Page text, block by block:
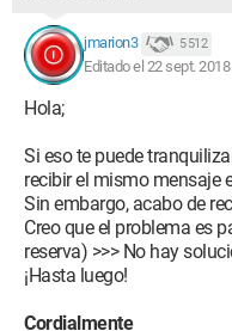
jmarion3 5 512
Editado el 22 sept.
Hola;
Si eso te puede
recibir el mismo mensaje
Sin embargo, acabo de
Creo que el problema es
reserva) >>> No hay
¡Hasta luego!
Cordialmente